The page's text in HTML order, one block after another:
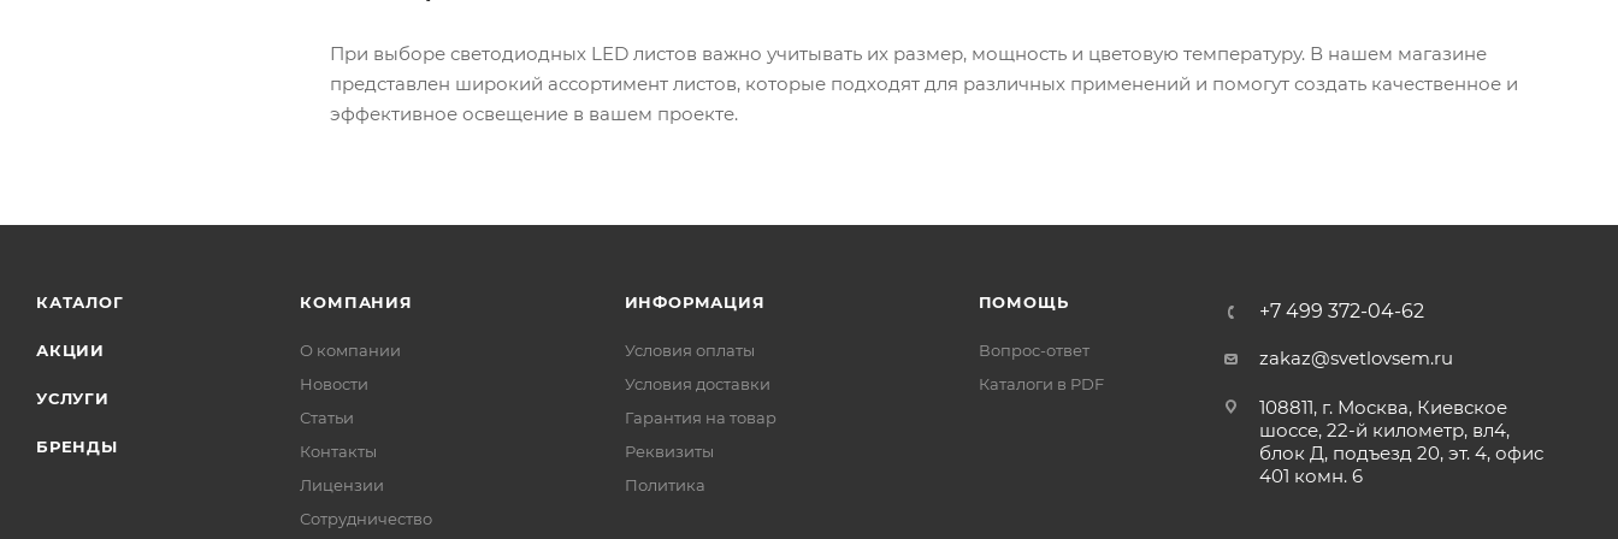
При выборе светодиодных LED листов важно учитывать их размер, мощность и цветовую температуру. В нашем магазине
представлен широкий ассортимент листов, которые подходят для различных применений и помогут создать качественное и
эффективное освещение в вашем проекте.
КАТАЛОГ
АКЦИИ
УСЛУГИ
БРЕНДЫ
КОМПАНИЯ
О компании
Новости
Статьи
Контакты
Лицензии
Сотрудничество
ИНФОРМАЦИЯ
Условия оплаты
Условия доставки
Гарантия на товар
Реквизиты
Политика
ПОМОЩЬ
Вопрос-ответ
Каталоги в PDF
+7 499 372-04-62
zakaz@svetlovsem.ru
108811, г. Москва, Киевское
шоссе, 22-й километр, вл4,
блок Д, подъезд 20, эт. 4, офис
401 комн. 6